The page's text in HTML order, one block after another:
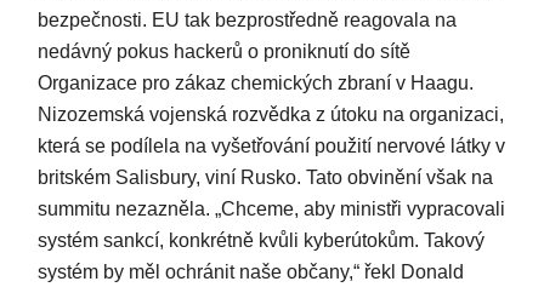
bezpečnosti. EU tak bezprostředně reagovala na
nedávný pokus hackerů o proniknutí do sítě
Organizace pro zákaz chemických zbraní v Haagu.
Nizozemská vojenská rozvědka z útoku na organizaci,
která se podílela na vyšetřování použití nervové látky v
britském Salisbury, viní Rusko. Tato obvinění však na
summitu nezazněla. „Chceme, aby ministři vypracovali
systém sankcí, konkrétně kvůli kyberútokům. Takový
systém by měl ochránit naše občany,“ řekl Donald